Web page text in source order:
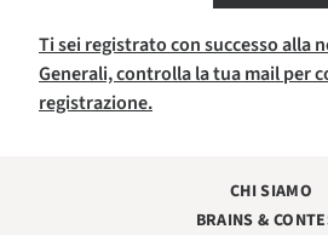
Ti sei registrato con successo alla
Generali, controlla la tua mail per
registrazione.
CHI SIAMO
BRAINS &